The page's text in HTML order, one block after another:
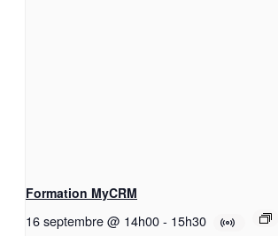
Formation MyCRM
16 septembre @ 14h00- 15h30